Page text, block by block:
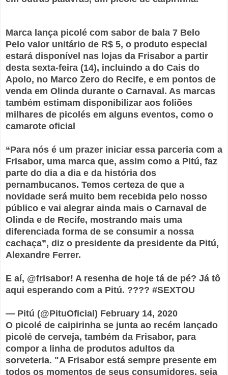
Marca lança picolé com sabor de bala 7 Belo
Pelo valor unitário de R$ 5, o produto especial
estará disponível nas lojas da Frisabor a partir
desta sexta-feira (14), incluindo a do Cais do
Apolo, no Marco Zero do Recife, e em pontos de
venda em Olinda durante o Carnaval. As marcas
também estimam disponibilizar aos foliões
milhares de picolés em alguns eventos, como o
camarote oficial
“Para nós é um prazer iniciar essa parceria com a
Frisabor, uma marca que, assim como a Pitú, faz
parte do dia a dia e da história dos
pernambucanos. Temos certeza de que a
novidade será muito bem recebida pelo nosso
público e vai alegrar ainda mais o Carnaval de
Olinda e de Recife, mostrando mais uma
diferenciada forma de se consumir a nossa
cachaça”, diz o presidente da presidente da Pitú,
Alexandre Ferrer.
E aí, @frisabor! A resenha de hoje tá de pé? Já tô
aqui esperando com a Pitú. ???? #SEXTOU
— Pitú (@PituOficial) February 14, 2020
O picolé de caipirinha se junta ao recém lançado
picolé de cerveja, também da Frisabor, para
compor a linha de produtos adultos da
sorveteria. "A Frisabor está sempre presente em
todos os momentos de seus consumidores, seja